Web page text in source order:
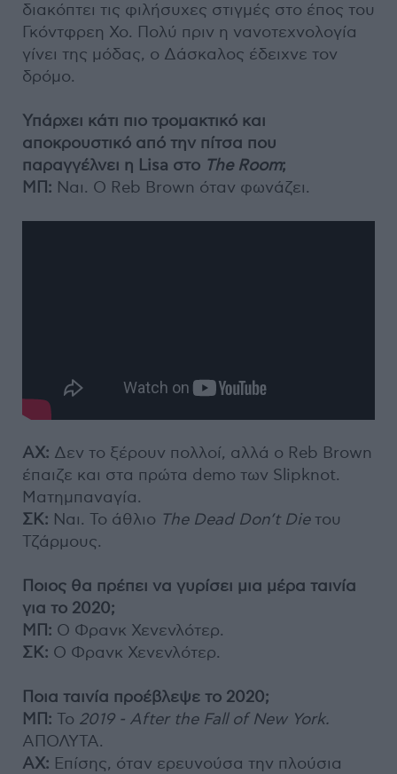
διακόπτει τις φιλήσυχες στιγμές στο έπος του
Γκόντφρεη Χο. Πολύ πριν η νανοτεχνολογία
γίνει της μόδας, ο Δάσκαλος έδειχνε τον
δρόμο.
Υπάρχει κάτι πιο τρομακτικό και
αποκρουστικό από την πίτσα που
παραγγέλνει η Lisa στο The Room;
ΜΠ: Ναι. O Reb Brown όταν φωνάζει.
ΑΧ: Δεν το ξέρουν πολλοί, αλλά ο Reb Brown
έπαιζε και στα πρώτα demo των Slipknot.
Ματημπαναγία.
ΣΚ: Ναι. Το άθλιο The Dead Don’t Dieτου
Τζάρμους.
Ποιος θα πρέπει να γυρίσει μια μέρα ταινία
για το 2020;
ΜΠ: Ο Φρανκ Χενενλότερ.
ΣΚ: O Φρανκ Χενενλότερ.
Ποια ταινία προέβλεψε το 2020;
ΜΠ: Το 2019 - After the Fall of New York.
ΑΠΟΛΥΤΑ.
ΑΧ: Επίσης, όταν ερευνούσα την πλούσια